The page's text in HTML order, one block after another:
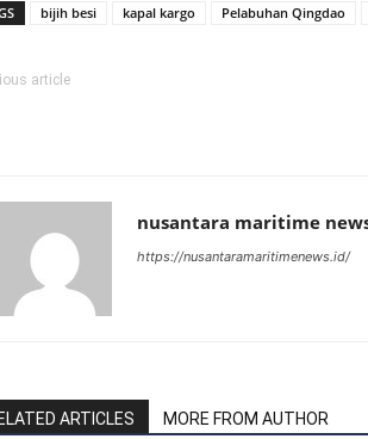
bijih besi kapal kargo Pelabuhan Qingdao
article
nusantara maritime
https://nusantaramaritimenews.id/
ARTICLES MORE FROM AUTHOR